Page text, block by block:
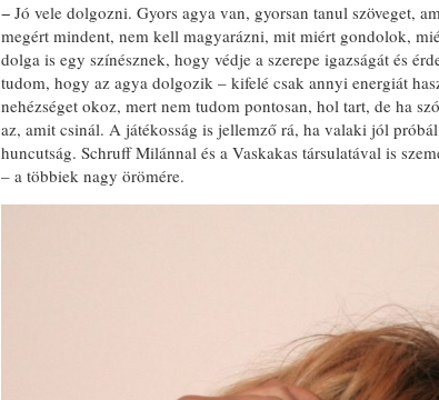
− Jó vele dolgozni. Gyors agya van, gyorsan tanul szöveget,
megért mindent, nem kell magyarázni, mit miért gondolok,
dolga is egy színésznek, hogy védje a szerepe igazságát és
tudom, hogy az agya dolgozik – kifelé csak annyi energiát
nehézséget okoz, mert nem tudom pontosan, hol tart, de ha
az, amit csinál. A játékosság is jellemző rá, ha valaki jól
huncutság. Schruff Milánnal és a Vaskakas társulatával is
– a többiek nagy örömére.